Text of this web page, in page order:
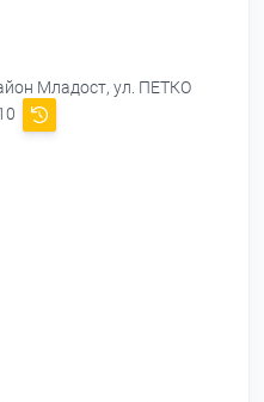
Младост, ул. ПЕТКО